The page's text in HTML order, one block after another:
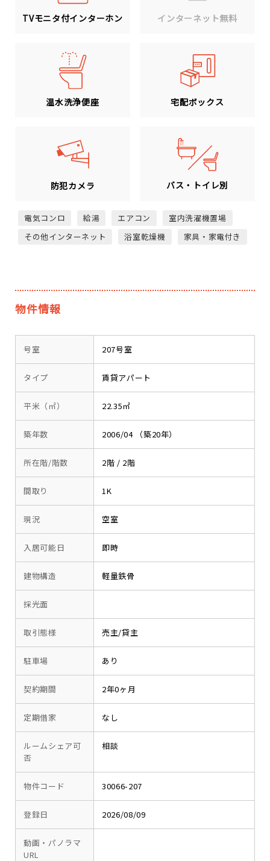
TVモニタ付インターホン インターネット無料
温水洗浄便座 宅配ボックス
防犯カメラ バス・トイレ別
電気コンロ 給湯 エアコン
室内洗濯機置場
その他インターネット
浴室乾燥機 家具・家電付き
物件情報
号室 207号室
タイプ 賃貸アパート
平米（㎡） 22.35㎡
築年数 2006/04 （築20年）
所在階/階数 2階 / 2階
間取り 1K
現況 空室
入居可能日 即時
建物構造 軽量鉄骨
採光面
取引態様 売主/貸主
駐車場 あり
契約期間 2年0ヶ月
定期借家 なし
ルームシェア可
否
相談
物件コード 30066-207
登録日 2026/08/09
動画・パノラマ
URL